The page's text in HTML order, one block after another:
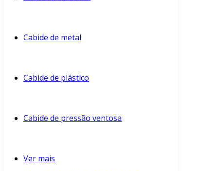
Cabide de metal
Cabide de plástico
Cabide de pressão ventosa
Ver mais